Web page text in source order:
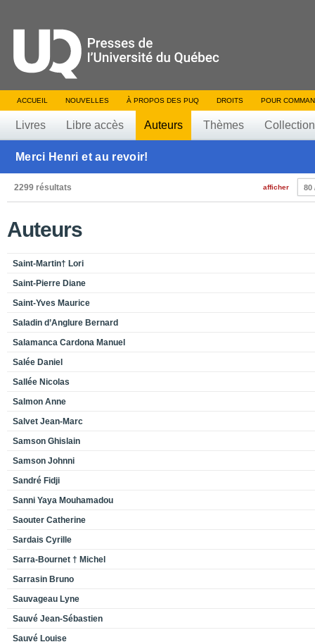
ACCUEIL NOUVELLES À PROPOS DES PUQ DROITS POUR
Livres Libre accès Auteurs Thèmes
Merci Henri et au revoir!
2299 résultats afficher 80
Auteurs
Saint-Martin† Lori
Saint-Pierre Diane
Saint-Yves Maurice
Saladin d’Anglure Bernard
Salamanca Cardona Manuel
Salée Daniel
Sallée Nicolas
Salmon Anne
Salvet Jean-Marc
Samson Ghislain
Samson Johnni
Sandré Fidji
Sanni Yaya Mouhamadou
Saouter Catherine
Sardais Cyrille
Sarra-Bournet † Michel
Sarrasin Bruno
Sauvageau Lyne
Sauvé Jean-Sébastien
Sauvé Louise